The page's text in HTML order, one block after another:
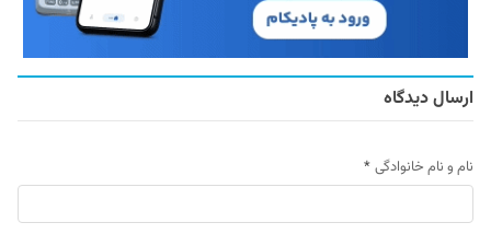
ارسال دیدگاه
نام و نام خانوادگی *